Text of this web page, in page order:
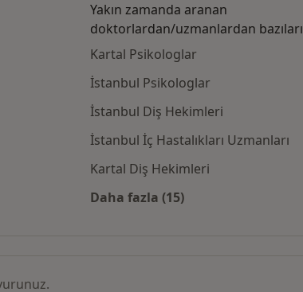
hastalıklar
Yakın zamanda aranan
doktorlardan/uzmanlardan bazıları
Kartal Psikologlar
İstanbul Psikologlar
İstanbul Diş Hekimleri
İstanbul İç Hastalıkları Uzmanları
Kartal Diş Hekimleri
Daha fazla (15)